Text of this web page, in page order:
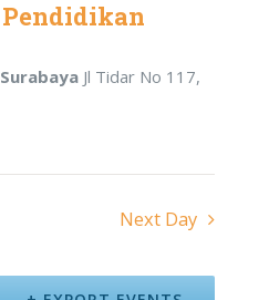
Jl Tidar No 117,
Next Day